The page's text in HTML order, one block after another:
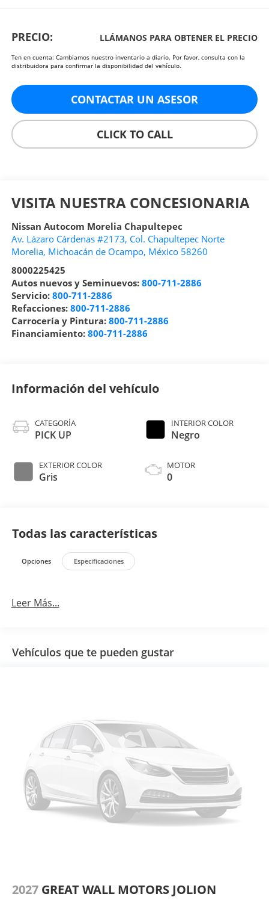
PRECIO: LLÁMANOS PARA OBTENER EL PRECIO
Ten en cuenta: Cambiamos nuestro inventario a diario. Por favor, consulta con la
distribuidora para confirmar la disponibilidad del vehículo.
CONTACTAR UN ASESOR
CLICK TO CALL
VISITA NUESTRA CONCESIONARIA
Nissan Autocom Morelia Chapultepec
Av. Lázaro Cárdenas #2173, Col. Chapultepec Norte
Morelia, Michoacán de Ocampo, México 58260
8000225425
Autos nuevos y Seminuevos: 800-711-2886
Servicio: 800-711-2886
Refacciones: 800-711-2886
Carrocería y Pintura: 800-711-2886
Financiamiento: 800-711-2886
Información del vehículo
CATEGORÍA
PICK UP
EXTERIOR COLOR
Gris
INTERIOR COLOR
Negro
MOTOR
0
Todas las características
Opciones Especificaciones
Leer Más...
Vehículos que te pueden gustar
2027 GREAT WALL MOTORS JOLION